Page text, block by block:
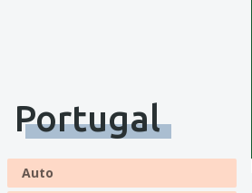
Portugal
Auto